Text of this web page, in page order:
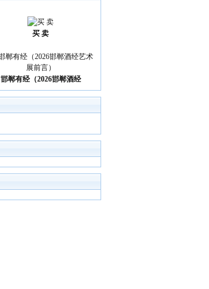
买 卖
邯郸有经（2026邯郸酒经